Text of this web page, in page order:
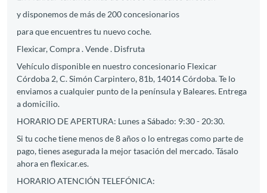
y disponemos de más de 200 concesionarios
para que encuentres tu nuevo coche.
Flexicar, Compra . Vende . Disfruta
Vehículo disponible en nuestro concesionario Flexicar
Córdoba 2, C. Simón Carpintero, 81b, 14014 Córdoba. Te lo
enviamos a cualquier punto de la península y Baleares. Entrega
a domicilio.
HORARIO DE APERTURA: Lunes a Sábado: 9:30 - 20:30.
Si tu coche tiene menos de 8 años o lo entregas como parte de
pago, tienes asegurada la mejor tasación del mercado. Tásalo
ahora en flexicar.es.
HORARIO ATENCIÓN TELEFÓNICA: